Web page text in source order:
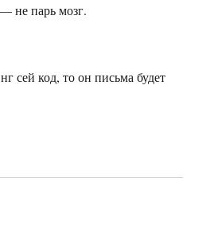
не парь мозг.
сей код, то он письма будет